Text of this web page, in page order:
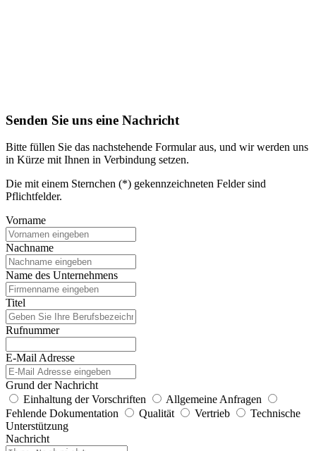
Senden Sie uns eine Nachricht
Bitte füllen Sie das nachstehende Formular aus, und wir werden uns
in Kürze mit Ihnen in Verbindung setzen.
Die mit einem Sternchen (*) gekennzeichneten Felder sind
Pflichtfelder.
Vorname
Nachname
Name des Unternehmens
Titel
Rufnummer
E-Mail Adresse
Grund der Nachricht
Einhaltung der Vorschriften
Allgemeine Anfragen
Fehlende Dokumentation
Qualität Vertrieb
Technische
Unterstützung
Nachricht